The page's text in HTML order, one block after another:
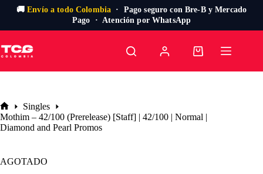
🚚Envío a todo Colombia · Pago seguro con Bre-B y Mercado
Pago · Atención por WhatsApp
al
contenido
Carro
Inicio
Singles
Mothim – 42/100 (Prerelease) [Staff] | 42/100 | Normal |
Diamond and Pearl Promos
AGOTADO